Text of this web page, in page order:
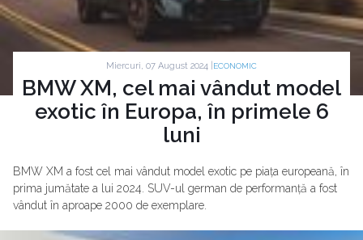
Miercuri, 07 August 2024 | ECONOMIC
BMW XM, cel mai vândut model
exotic în Europa, în primele 6
luni
BMW XM a fost cel mai vândut model exotic pe piața europeană, în
prima jumătate a lui 2024. SUV-ul german de performanță a fost
vândut în aproape 2000 de exemplare.